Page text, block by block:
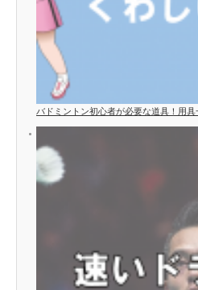
バドミントン初心者が必要な道具！用具